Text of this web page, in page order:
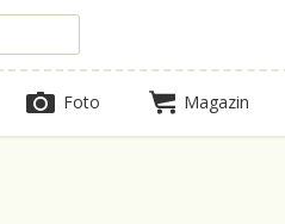
Foto Magazin